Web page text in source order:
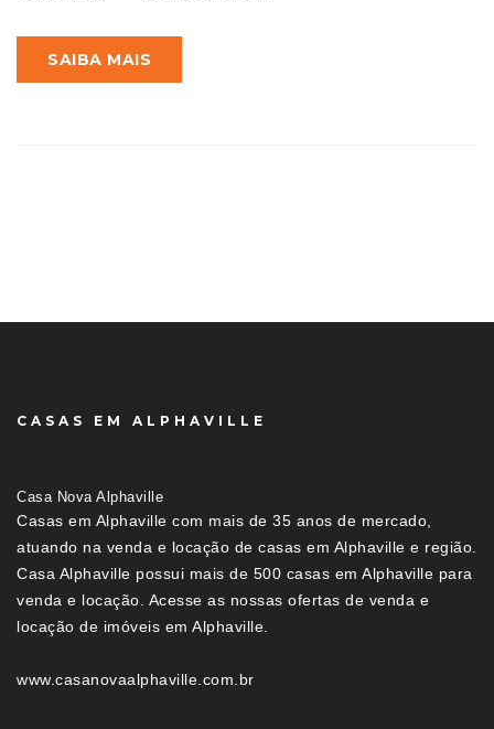
SAIBA MAIS
CASAS EM ALPHAVILLE
Casa Nova Alphaville
Casas em Alphaville com mais de 35 anos de mercado,
atuando na venda e locação de casas em Alphaville e região.
Casa Alphaville possui mais de 500 casas em Alphaville para
venda e locação. Acesse as nossas ofertas de venda e
locação de imóveis em Alphaville.
www.casanovaalphaville.com.br